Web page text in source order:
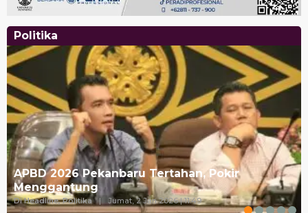
Politika
APBD 2026 Pekanbaru Tertahan, Pokir
Menggantung
Di Headline, Politika | Jumat, 2 Jan 2026 | 11:49